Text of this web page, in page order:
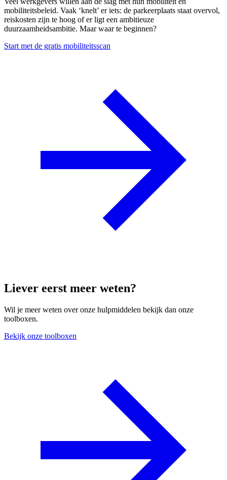
mobiliteitsbeleid. Vaak ‘knelt’ er iets: de parkeerplaats staat overvol,
reiskosten zijn te hoog of er ligt een ambitieuze
duurzaamheidsambitie. Maar waar te beginnen?
Start met de gratis mobiliteitsscan
Liever eerst meer weten?
Wil je meer weten over onze hulpmiddelen bekijk dan onze
toolboxen.
Bekijk onze toolboxen